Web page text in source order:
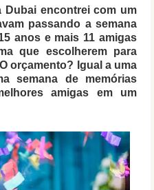
Dubai encontrei com um
passando a semana
anos e mais 11 amigas
que escolherem para
orçamento? Igual a uma
semana de memórias
amigas em um